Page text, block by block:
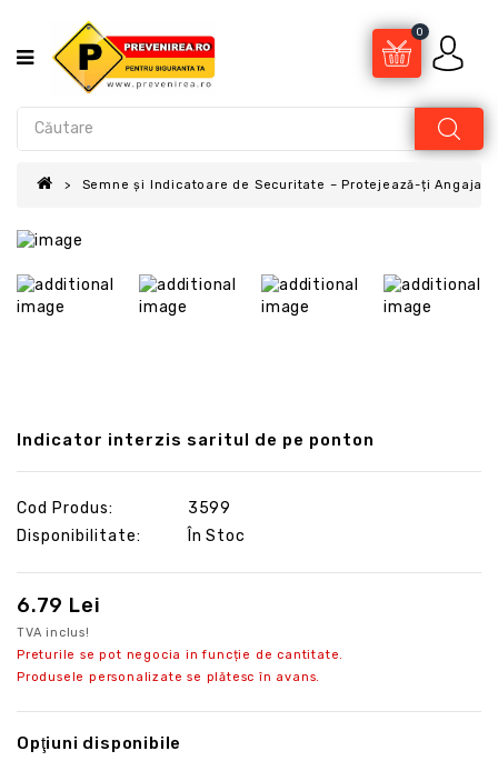
0
Semne și Indicatoare de Securitate – Protejează-ți
Indicator interzis saritul de pe ponton
Cod Produs:
3599
Disponibilitate:
În Stoc
6.79 Lei
TVA inclus!
Preturile se pot negocia in funcție de cantitate.
Produsele personalizate se plătesc în avans.
Opţiuni disponibile